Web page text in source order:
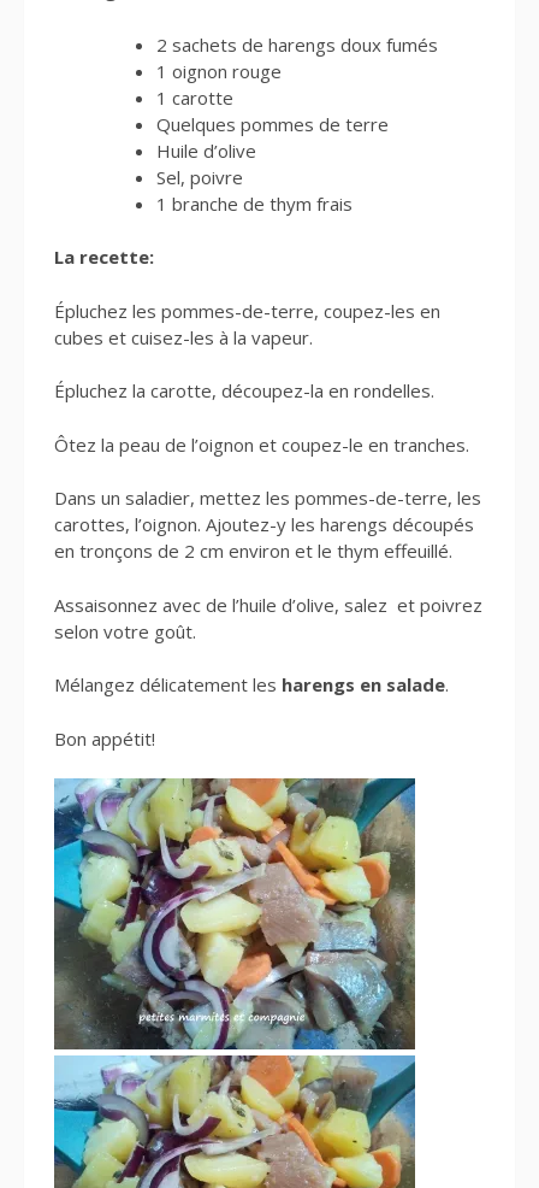
2 sachets de harengs doux fumés
1 oignon rouge
1 carotte
Quelques pommes de terre
Huile d’olive
Sel, poivre
1 branche de thym frais
La recette:
Épluchez les pommes-de-terre, coupez-les en
cubes et cuisez-les à la vapeur.
Épluchez la carotte, découpez-la en rondelles.
Ôtez la peau de l’oignon et coupez-le en tranches.
Dans un saladier, mettez les pommes-de-terre, les
carottes, l’oignon. Ajoutez-y les harengs découpés
en tronçons de 2 cm environ et le thym effeuillé.
Assaisonnez avec de l’huile d’olive, salez et poivrez
selon votre goût.
Mélangez délicatement les harengs en salade.
Bon appétit!